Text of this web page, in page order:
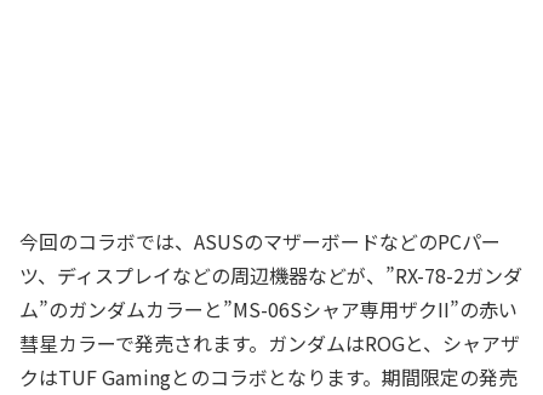
今回のコラボでは、ASUSのマザーボードなどのPCパー
ツ、ディスプレイなどの周辺機器などが、”RX-78-2ガンダ
ム”のガンダムカラーと”MS-06Sシャア専用ザクII”の赤い
彗星カラーで発売されます。ガンダムはROGと、シャアザ
クはTUF Gamingとのコラボとなります。期間限定の発売